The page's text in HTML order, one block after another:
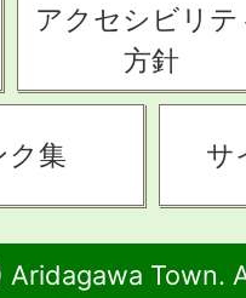
アクセシビリテ
方針
ク集 サ
Town.